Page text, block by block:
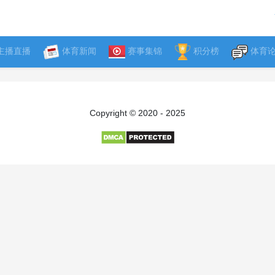
播直播 体育新闻 赛事集锦 积分榜 体育
Copyright © 2020 - 2025